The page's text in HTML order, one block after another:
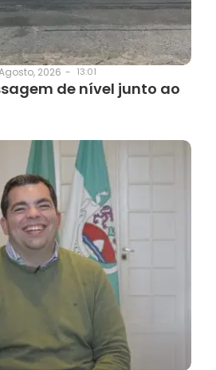
2026 - 13:01
de nível junto ao